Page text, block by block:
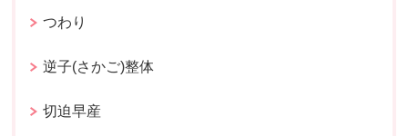
つわり
逆子(さかご)整体
切迫早産